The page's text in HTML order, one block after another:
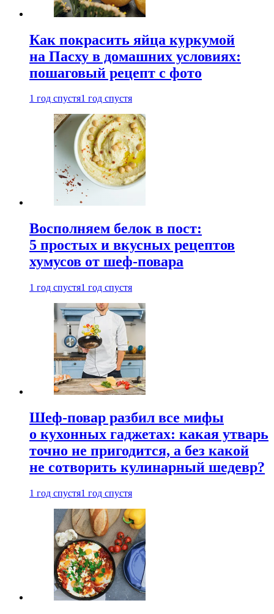
Как покрасить яйца куркумой
на Пасху в домашних условиях:
пошаговый рецепт с фото
1 год спустя1 год спустя
Восполняем белок в пост:
5 простых и вкусных рецептов
хумусов от шеф-повара
1 год спустя1 год спустя
Шеф-повар разбил все мифы
о кухонных гаджетах: какая утварь
точно не пригодится, а без какой
не сотворить кулинарный шедевр?
1 год спустя1 год спустя